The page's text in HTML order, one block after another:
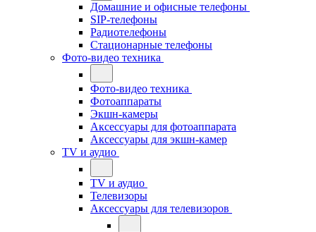
Домашние и офисные телефоны
SIP-телефоны
Радиотелефоны
Стационарные телефоны
Фото-видео техника
Фото-видео техника
Фотоаппараты
Экшн-камеры
Аксессуары для фотоаппарата
Аксессуары для экшн-камер
TV и аудио
TV и аудио
Телевизоры
Аксессуары для телевизоров